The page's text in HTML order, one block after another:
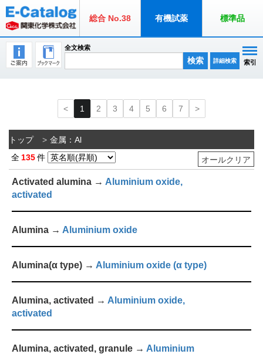
総合 No.38 有機試薬 標準品
全文検索
検索 詳細検索 索引
1 2 3 4 5 6 7
トップ 金属：Al
オールクリア
全 135件
Activated alumina → Aluminium oxide,
activated
Alumina → Aluminium oxide
Alumina(α type) → Aluminium oxide (α type)
Alumina, activated → Aluminium oxide,
activated
Alumina, activated, granule → Aluminium